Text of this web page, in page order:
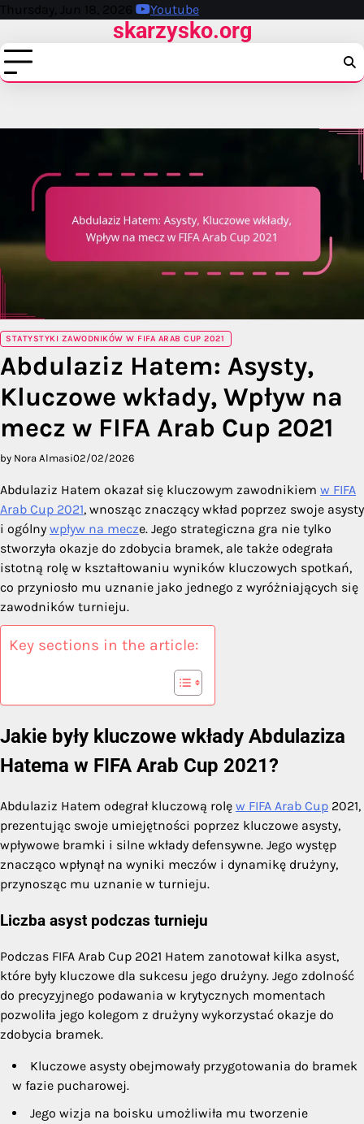
Skip
content
Thursday, Jun 18, 2026 Youtube
skarzysko.org
STATYSTYKI ZAWODNIKÓW W FIFA ARAB CUP 2021
Abdulaziz Hatem: Asysty,
Kluczowe wkłady, Wpływ na
mecz w FIFA Arab Cup 2021
by Nora Almasi02/02/2026
Abdulaziz Hatem okazał się kluczowym zawodnikiem w FIFA
Arab Cup 2021, wnosząc znaczący wkład poprzez swoje asysty
i ogólny wpływ na mecze. Jego strategiczna gra nie tylko
stworzyła okazje do zdobycia bramek, ale także odegrała
istotną rolę w kształtowaniu wyników kluczowych spotkań,
co przyniosło mu uznanie jako jednego z wyróżniających się
zawodników turnieju.
Key sections in the article:
Jakie były kluczowe wkłady Abdulaziza
Hatema w FIFA Arab Cup 2021?
Abdulaziz Hatem odegrał kluczową rolę w FIFA Arab Cup 2021,
prezentując swoje umiejętności poprzez kluczowe asysty,
wpływowe bramki i silne wkłady defensywne. Jego występ
znacząco wpłynął na wyniki meczów i dynamikę drużyny,
przynosząc mu uznanie w turnieju.
Liczba asyst podczas turnieju
Podczas FIFA Arab Cup 2021 Hatem zanotował kilka asyst,
które były kluczowe dla sukcesu jego drużyny. Jego zdolność
do precyzyjnego podawania w krytycznych momentach
pozwoliła jego kolegom z drużyny wykorzystać okazje do
zdobycia bramek.
Kluczowe asysty obejmowały przygotowania do bramek
w fazie pucharowej.
Jego wizja na boisku umożliwiła mu tworzenie